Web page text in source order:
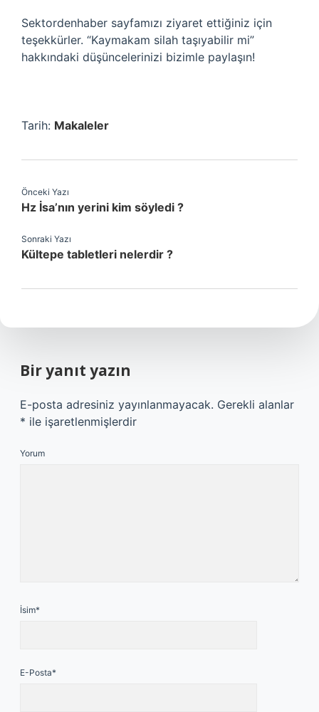
Sektordenhaber sayfamızı ziyaret ettiğiniz için
teşekkürler. “Kaymakam silah taşıyabilir mi”
hakkındaki düşüncelerinizi bizimle paylaşın!
Tarih: Makaleler
Önceki Yazı
Hz İsa’nın yerini kim söyledi ?
Sonraki Yazı
Kültepe tabletleri nelerdir ?
Bir yanıt yazın
E-posta adresiniz yayınlanmayacak. Gerekli alanlar
* ile işaretlenmişlerdir
Yorum
İsim*
E-Posta*